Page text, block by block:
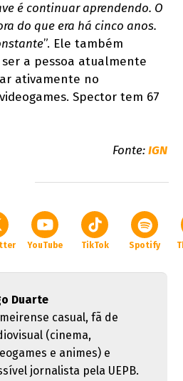
é continuar aprendendo. O
do que era há cinco anos.
”. Ele também
a pessoa atualmente
ativamente no
Spector tem 67
Fonte:IGN
YouTube TikTok Spotify
Duarte
casual, fã de
(cinema,
e animes) e
jornalista pela UEPB.